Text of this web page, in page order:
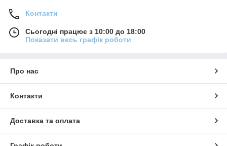
Контакти
Сьогодні працює з 10:00 до 18:00
Показати весь графік роботи
Про нас
Контакти
Доставка та оплата